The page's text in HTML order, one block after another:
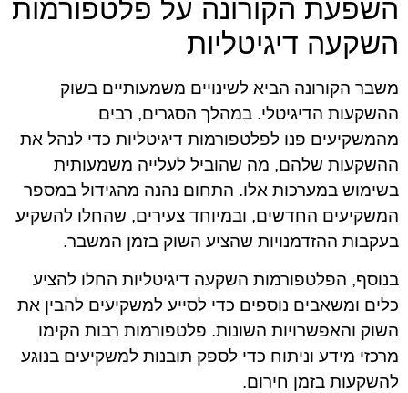
השפעת הקורונה על פלטפורמות
השקעה דיגיטליות
משבר הקורונה הביא לשינויים משמעותיים בשוק
ההשקעות הדיגיטלי. במהלך הסגרים, רבים
מהמשקיעים פנו לפלטפורמות דיגיטליות כדי לנהל את
ההשקעות שלהם, מה שהוביל לעלייה משמעותית
בשימוש במערכות אלו. התחום נהנה מהגידול במספר
המשקיעים החדשים, ובמיוחד צעירים, שהחלו להשקיע
בעקבות ההזדמנויות שהציע השוק בזמן המשבר.
בנוסף, הפלטפורמות השקעה דיגיטליות החלו להציע
כלים ומשאבים נוספים כדי לסייע למשקיעים להבין את
השוק והאפשרויות השונות. פלטפורמות רבות הקימו
מרכזי מידע וניתוח כדי לספק תובנות למשקיעים בנוגע
להשקעות בזמן חירום.